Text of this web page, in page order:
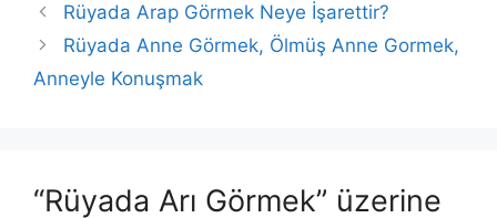
Rüyada Arap Görmek Neye İşarettir?
Rüyada Anne Görmek, Ölmüş Anne Gormek,
Anneyle Konuşmak
“Rüyada Arı Görmek” üzerine